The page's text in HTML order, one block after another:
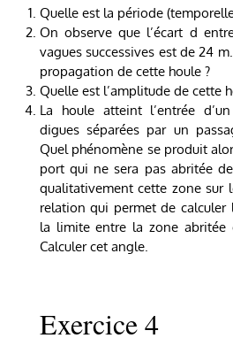
Quelle est la période
On observe que l’écart d
vagues successives est de 24
propagation de cette houle ?
Quelle est l’amplitude de cette
La houle atteint l’entrée
digues séparées par un
Quel phénomène se produit
port qui ne sera pas abritée
qualitativement cette zone sur
relation qui permet de calculer
la limite entre la zone
Calculer cet angle.
Exercice 4